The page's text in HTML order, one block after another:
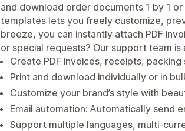
and download order documents 1 by 1
templates lets you freely customize,
breeze, you can instantly attach PDF
or special requests? Our support team
Create PDF invoices, receipts,
Print and download individually or in
Customize your brand’s style with
Email automation: Automatically send
Support multiple languages, multi-